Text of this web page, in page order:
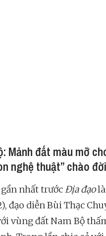
Mảnh đất màu mỡ
nghệ thuật” chào đời
gần nhất trướcĐịa đạolà
đạo diễn Bùi Thạc
vùng đất Nam Bộ